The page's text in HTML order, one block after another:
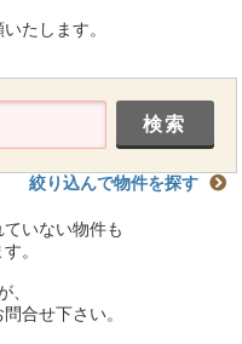
空間デザイン事例
6つの強み
スタッフ紹介
たします。
絞り込んで物件を探す
いない物件も
。
、
合せ下さい。